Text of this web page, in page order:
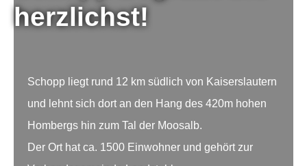
herzlichst!
Schopp liegt rund 12 km südlich von Kaiserslautern
und lehnt sich dort an den Hang des 420m hohen
Hombergs hin zum Tal der Moosalb.
Der Ort hat ca. 1500 Einwohner und gehört zur